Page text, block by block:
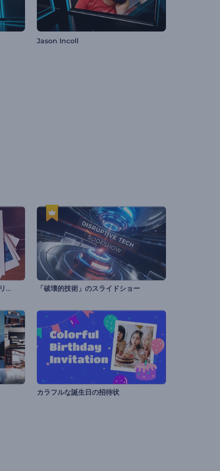
Jason Incoll
「ロマンチックな夜」写真ギャラリー 「破壊的技術」のスライドショー
カラフルな誕生日の招待状